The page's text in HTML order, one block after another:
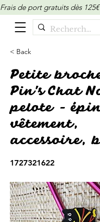
Frais de port gratuits dès
< Back
Petite
Pin's Chat
pelote -
vêtement,
accessoire,
1727321622